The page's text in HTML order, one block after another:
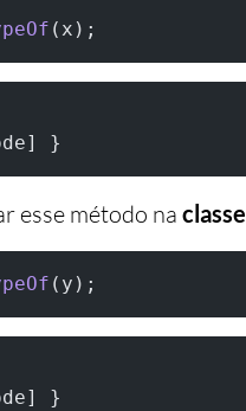
(x);
}
esse método na classe
(y);
}